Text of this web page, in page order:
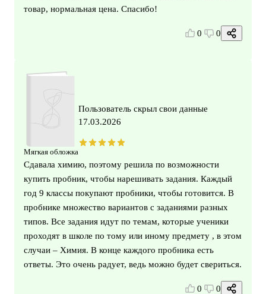
товар, нормальная цена. Спасибо!
0 0
Мягкая обложка
Пользователь скрыл свои данные
17.03.2026
Сдавала химию, поэтому решила по возможности
купить пробник, чтобы нарешивать задания. Каждый
год 9 классы покупают пробники, чтобы готовится. В
пробнике множество вариантов с заданиями разных
типов. Все задания идут по темам, которые ученики
проходят в школе по тому или иному предмету , в этом
случаи – Химия. В конце каждого пробника есть
ответы. Это очень радует, ведь можно будет свериться.
0 0